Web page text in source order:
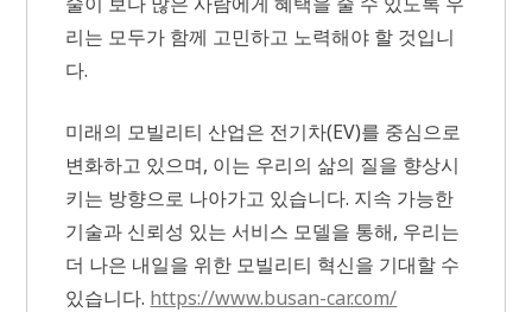
리는 모두가 함께 고민하고 노력해야 할 것입니
다.
미래의 모빌리티 산업은 전기차(EV)를 중심으로
변화하고 있으며, 이는 우리의 삶의 질을 향상시
키는 방향으로 나아가고 있습니다. 지속 가능한
기술과 신뢰성 있는 서비스 모델을 통해, 우리는
더 나은 내일을 위한 모빌리티 혁신을 기대할 수
있습니다. https://www.busan-car.com/